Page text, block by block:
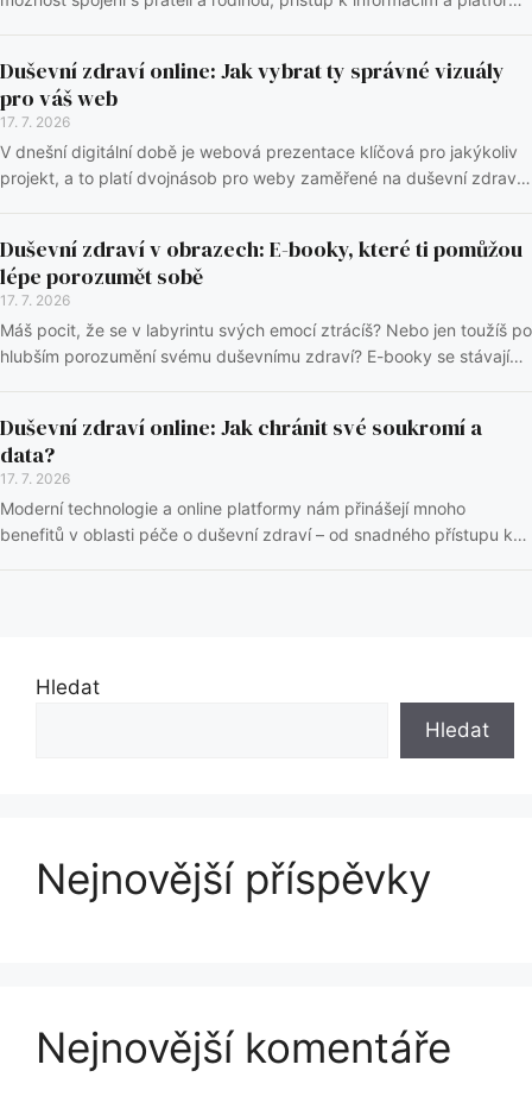
Duševní zdraví online: Jak vybrat ty správné vizuály
pro váš web
17. 7. 2026
V dnešní digitální době je webová prezentace klíčová pro jakýkoliv
projekt, a to platí dvojnásob pro weby zaměřené na duševní zdraví.
Duševní zdraví v obrazech: E-booky, které ti pomůžou
lépe porozumět sobě
17. 7. 2026
Máš pocit, že se v labyrintu svých emocí ztrácíš? Nebo jen toužíš po
hlubším porozumění svému duševnímu zdraví? E-booky se stávají
Duševní zdraví online: Jak chránit své soukromí a
data?
17. 7. 2026
Moderní technologie a online platformy nám přinášejí mnoho
benefitů v oblasti péče o duševní zdraví – od snadného přístupu k
Hledat
Hledat
Nejnovější příspěvky
Nejnovější komentáře